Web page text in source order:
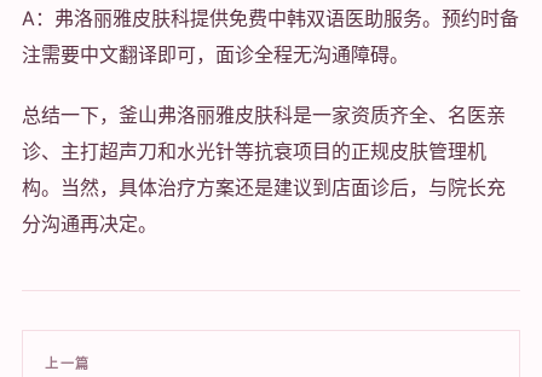
A：弗洛丽雅皮肤科提供免费中韩双语医助服务。预约时备
注需要中文翻译即可，面诊全程无沟通障碍。
总结一下，釜山弗洛丽雅皮肤科是一家资质齐全、名医亲
诊、主打超声刀和水光针等抗衰项目的正规皮肤管理机
构。当然，具体治疗方案还是建议到店面诊后，与院长充
分沟通再决定。
上一篇